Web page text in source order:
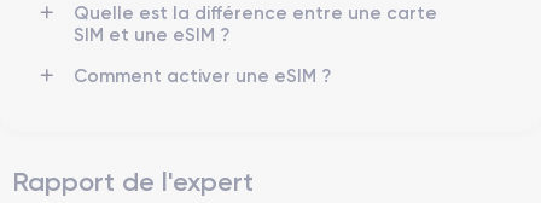
Quelle est la différence entre une carte
SIM et une eSIM ?
Comment activer une eSIM ?
Rapport de l'expert